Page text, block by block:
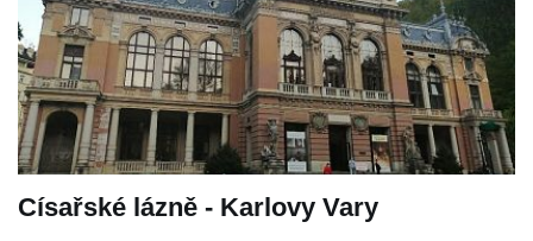
Císařské lázně - Karlovy Vary